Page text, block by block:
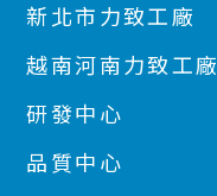
新北市力致工廠
越南河南力致工廠
研發中心
品質中心